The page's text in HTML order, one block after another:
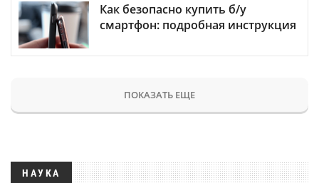
Как безопасно купить б/у
смартфон: подробная инструкция
ПОКАЗАТЬ ЕЩЕ
НАУКА